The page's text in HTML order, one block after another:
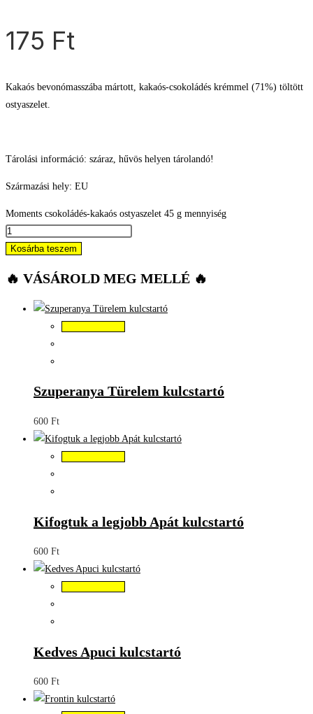
175 Ft
Kakaós bevonómasszába mártott, kakaós-csokoládés krémmel (71%) töltött
ostyaszelet.
Tárolási információ: száraz, hűvös helyen tárolandó!
Származási hely: EU
Moments csokoládés-kakaós ostyaszelet 45 g mennyiség
Kosárba teszem
🔥 VÁSÁROLD MEG MELLÉ 🔥
Szuperanya Türelem kulcstartó
600 Ft
Kifogtuk a legjobb Apát kulcstartó
600 Ft
Kedves Apuci kulcstartó
600 Ft